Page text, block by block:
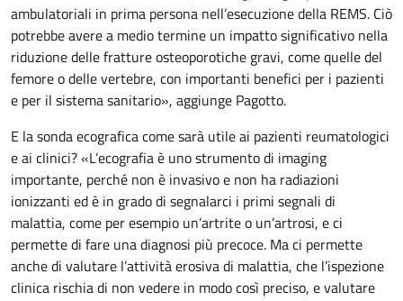
ambulatoriali in prima persona nell’esecuzione della REMS. Ciò
potrebbe avere a medio termine un impatto significativo nella
riduzione delle fratture osteoporotiche gravi, come quelle del
femore o delle vertebre, con importanti benefici per i pazienti
e per il sistema sanitario», aggiunge Pagotto.
E la sonda ecografica come sarà utile ai pazienti reumatologici
e ai clinici? «L’ecografia è uno strumento di imaging
importante, perché non è invasivo e non ha radiazioni
ionizzanti ed è in grado di segnalarci i primi segnali di
malattia, come per esempio un’artrite o un’artrosi, e ci
permette di fare una diagnosi più precoce. Ma ci permette
anche di valutare l’attività erosiva di malattia, che l’ispezione
clinica rischia di non vedere in modo così preciso, e valutare